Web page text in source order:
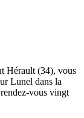
Hérault (34), vous
Lunel dans la
vous vingt